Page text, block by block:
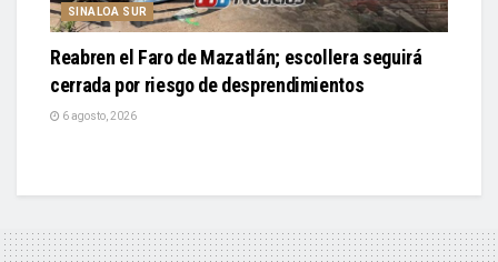
SINALOA SUR
Reabren el Faro de Mazatlán; escollera seguirá
cerrada por riesgo de desprendimientos
6 agosto, 2026